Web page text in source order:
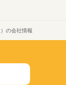
の会社情報